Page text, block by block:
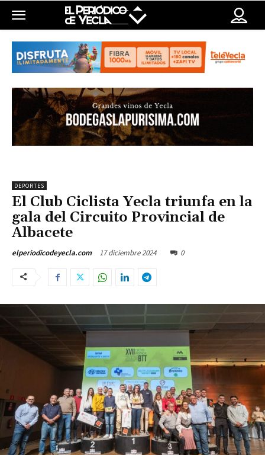
DEPORTES
El Club Ciclista Yecla triunfa en la
gala del Circuito Provincial de
Albacete
elperiodicodeyecla.com 17 diciembre 2024 0